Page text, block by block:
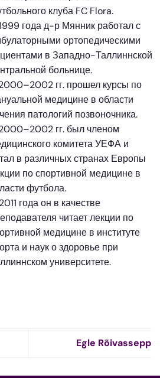
клуба FC Flora.
года д-р Мянник работал с
ортопедическими
в Западно-Таллиннской
больнице.
гг. прошел курсы по
медицине в области
патологий позвоночника.
гг. был членом
комитета УЕФА и
в различных странах Европы
по спортивной медицине в
футбола.
года он в качестве
читает лекции по
медицине в институте
и наук о здоровье при
университете.
Egle Rõivassepp